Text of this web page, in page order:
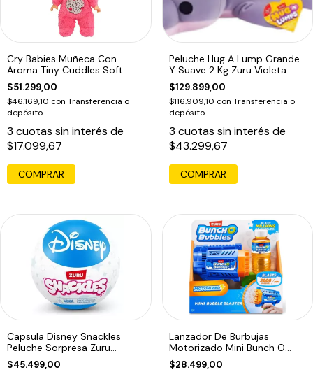
Cry Babies Muñeca Con
Aroma Tiny Cuddles Soft
Scents
$51.299,00
$46.169,10 con Transferencia o
depósito
3 cuotas sin interés de
$17.099,67
Peluche Hug A Lump Grande
Y Suave 2 Kg Zuru Violeta
$129.899,00
$116.909,10 con Transferencia o
depósito
3 cuotas sin interés de
$43.299,67
Capsula Disney Snackles
Peluche Sorpresa Zuru
Sorpresa
$45.499,00
Lanzador De Burbujas
Motorizado Mini Bunch O
Bubbles Azul Marino
$28.499,00